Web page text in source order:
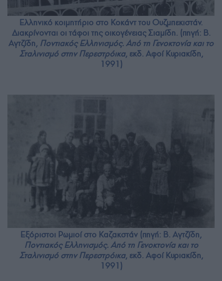
Ελληνικό κοιμητήριο στο Κοκάντ του Ουζμπεκιστάν.
Διακρίνονται οι τάφοι της οικογένειας Σιαμίδη. (πηγή: Β.
Αγτζίδη, Ποντιακός Ελληνισμός. Από τη Γενοκτονία και το
Σταλινισμό στην Περεστρόικα, εκδ. Αφοί Κυριακίδη,
1991)
Εξόριστοι Ρωμιοί στο Καζακστάν (πηγή: Β. Αγτζίδη,
Ποντιακός Ελληνισμός. Από τη Γενοκτονία και το
Σταλινισμό στην Περεστρόικα, εκδ. Αφοί Κυριακίδη,
1991)